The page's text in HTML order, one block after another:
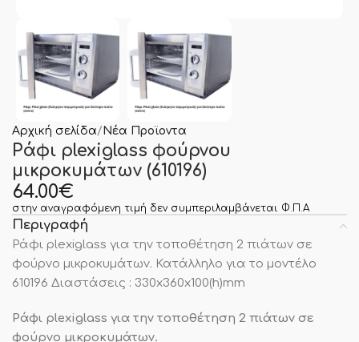
Αρχική σελίδα Νέα Προϊοντα
Ράφι plexiglass φούρνου
μικροκυμάτων (610196)
64.00€
στην αναγραφόμενη τιμή δεν συμπεριλαμβάνεται Φ.Π.Α
Περιγραφή
Ράφι plexiglass για την τοποθέτηση 2 πιάτων σε
φούρνο μικροκυμάτων. Κατάλληλο για το μοντέλο
610196 Διαστάσεις : 330x360x100(h)mm
Ράφι plexiglass για την τοποθέτηση 2 πιάτων σε
φούρνο μικροκυμάτων.